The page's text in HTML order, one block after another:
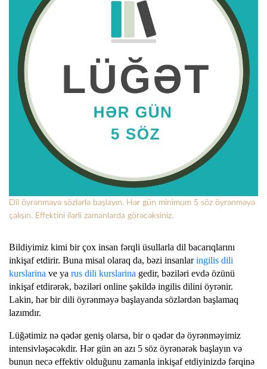
Dil öyrənməyə sözlərlə başlayın. Hər gün minimum 5 söz öyrənməyə
çalışın. Effektini ilərli zamanlarda görəcəksiniz.
Bildiyimiz kimi bir çox insan fərqli üsullarla dil bacarıqlarını
inkişaf etdirir. Buna misal olaraq da, bəzi insanlaringilis dili
kurslarina ve ya rus dili kurslarina gedir, bəziləri evdə özünü
inkişaf etdirərək, bəziləri online şəkildə ingilis dilini öyrənir.
Lakin, hər bir dili öyrənməyə başlayanda sözlərdən başlamaq
lazımdır.
Lüğətimiz nə qədər geniş olarsa, bir o qədər də öyrənməyimiz
intensivləşəcəkdir. Hər gün ən azı 5 söz öyrənərək başlayın və
bunun necə effektiv olduğunu zamanla inkişaf etdiyinizdə fərqinə